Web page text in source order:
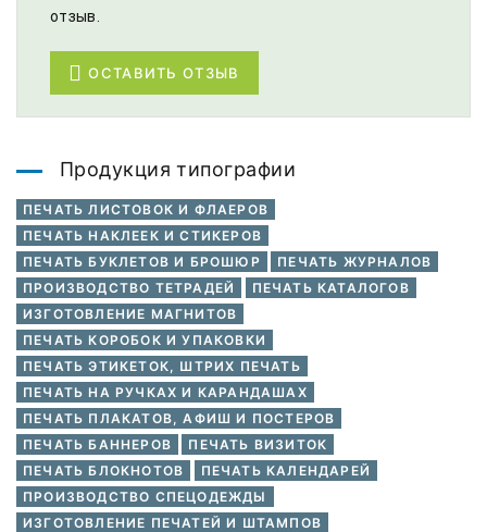
отзыв.
ОСТАВИТЬ ОТЗЫВ
Продукция типографии
ПЕЧАТЬ ЛИСТОВОК И ФЛАЕРОВ
ПЕЧАТЬ НАКЛЕЕК И СТИКЕРОВ
ПЕЧАТЬ БУКЛЕТОВ И БРОШЮР
ПЕЧАТЬ ЖУРНАЛОВ
ПРОИЗВОДСТВО ТЕТРАДЕЙ
ПЕЧАТЬ КАТАЛОГОВ
ИЗГОТОВЛЕНИЕ МАГНИТОВ
ПЕЧАТЬ КОРОБОК И УПАКОВКИ
ПЕЧАТЬ ЭТИКЕТОК, ШТРИХ ПЕЧАТЬ
ПЕЧАТЬ НА РУЧКАХ И КАРАНДАШАХ
ПЕЧАТЬ ПЛАКАТОВ, АФИШ И ПОСТЕРОВ
ПЕЧАТЬ БАННЕРОВ
ПЕЧАТЬ ВИЗИТОК
ПЕЧАТЬ БЛОКНОТОВ
ПЕЧАТЬ КАЛЕНДАРЕЙ
ПРОИЗВОДСТВО СПЕЦОДЕЖДЫ
ИЗГОТОВЛЕНИЕ ПЕЧАТЕЙ И ШТАМПОВ